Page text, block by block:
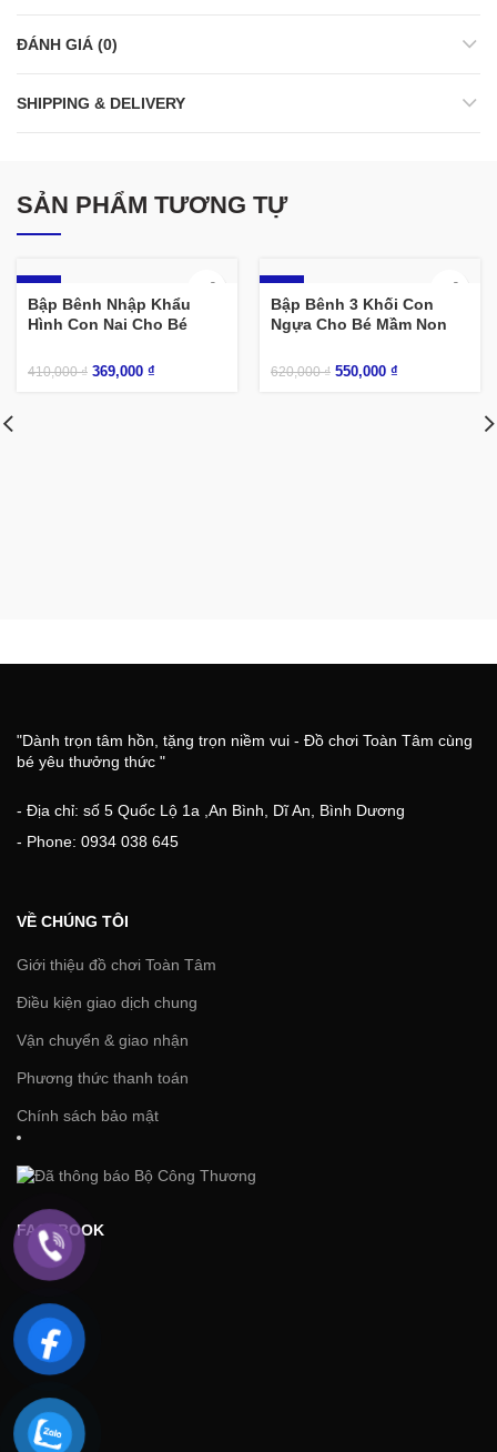
ĐÁNH GIÁ (0)
SHIPPING & DELIVERY
SẢN PHẨM TƯƠNG TỰ
-10%
Bập Bênh Nhập Khẩu
Hình Con Nai Cho Bé
410,000₫ 369,000 ₫
-11%
Bập Bênh 3 Khối Con
Ngựa Cho Bé Mầm Non
620,000₫ 550,000 ₫
"Dành trọn tâm hồn, tặng trọn niềm vui - Đồ chơi Toàn Tâm cùng
bé yêu thưởng thức "
- Địa chỉ: số 5 Quốc Lộ 1a ,An Bình, Dĩ An, Bình Dương
- Phone: 0934 038 645
VỀ CHÚNG TÔI
Giới thiệu đồ chơi Toàn Tâm
Điều kiện giao dịch chung
Vận chuyển & giao nhận
Phương thức thanh toán
Chính sách bảo mật
FACEBOOK